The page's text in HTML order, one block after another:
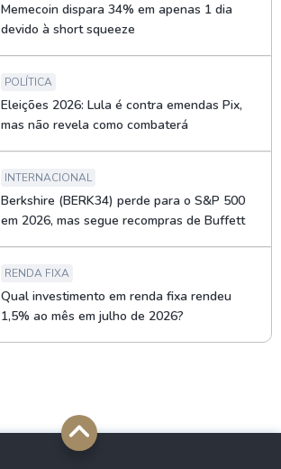
Memecoin dispara 34% em apenas 1 dia
devido à short squeeze
POLÍTICA
Eleições 2026: Lula é contra emendas Pix,
mas não revela como combaterá
INTERNACIONAL
Berkshire (BERK34) perde para o S&P 500
em 2026, mas segue recompras de Buffett
RENDA FIXA
Qual investimento em renda fixa rendeu
1,5% ao mês em julho de 2026?